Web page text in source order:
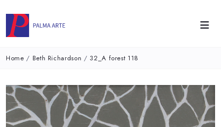
Home / Beth Richardson /32_A forest 118